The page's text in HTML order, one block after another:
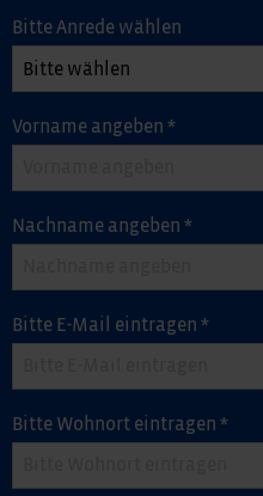
Bitte Anrede wählen
Vorname angeben *
Nachname angeben *
Bitte E-Mail eintragen *
Bitte Wohnort eintragen *